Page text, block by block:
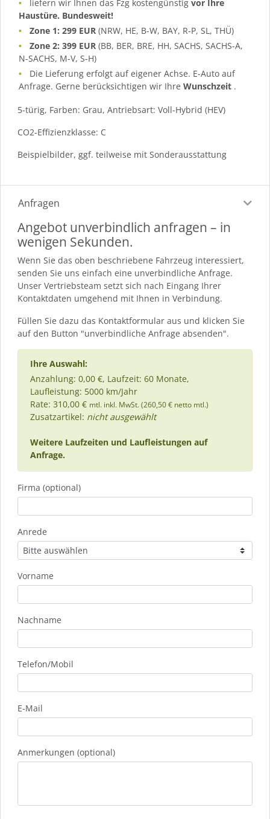
liefern wir Ihnen das Fzg kostengünstigvor Ihre
Haustüre. Bundesweit!
Zone 1: 299 EUR (NRW, HE, B-W, BAY, R-P, SL, THÜ)
Zone 2: 399 EUR (BB, BER, BRE, HH, SACHS, SACHS-A,
N-SACHS, M-V, S-H)
Die Lieferung erfolgt auf eigener Achse. E-Auto auf
Anfrage. Gerne berücksichtigen wir Ihre Wunschzeit .
5-türig, Farben: Grau, Antriebsart: Voll-Hybrid (HEV)
CO2-Effizienzklasse: C
Beispielbilder, ggf. teilweise mit Sonderausstattung
Anfragen
Angebot unverbindlich anfragen – in
wenigen Sekunden.
Wenn Sie das oben beschriebene Fahrzeug interessiert,
senden Sie uns einfach eine unverbindliche Anfrage.
Unser Vertriebsteam setzt sich nach Eingang Ihrer
Kontaktdaten umgehend mit Ihnen in Verbindung.
Füllen Sie dazu das Kontaktformular aus und klicken Sie
auf den Button "unverbindliche Anfrage absenden".
Ihre Auswahl:
Anzahlung: 0,00 €, Laufzeit: 60 Monate,
Laufleistung: 5000 km/Jahr
Rate: 310,00 € mtl. inkl. MwSt. (260,50 € netto mtl.)
Zusatzartikel: nicht ausgewählt
Weitere Laufzeiten und Laufleistungen auf
Anfrage.
Firma (optional)
Anrede
Vorname
Nachname
Telefon/Mobil
E-Mail
Anmerkungen (optional)